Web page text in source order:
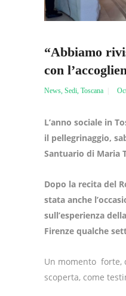
“Abbiamo
con
News Sedi Toscana
L’anno sociale in
il pellegrinaggio,
Santuario di Maria
Dopo la recita del
stata anche
sull’esperienza
Firenze qualche
Un momento forte,
scoperta, come